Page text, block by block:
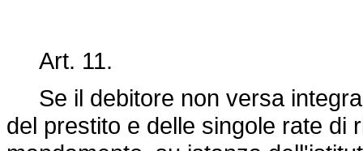
Art. 11.
Se il debitore non versa
del prestito e delle singole rate di